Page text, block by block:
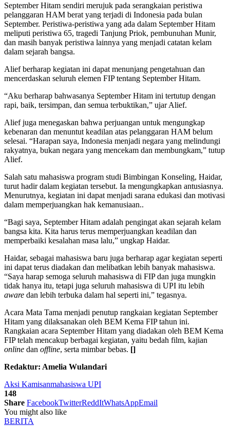
September Hitam sendiri merujuk pada serangkaian peristiwa
pelanggaran HAM berat yang terjadi di Indonesia pada bulan
September. Peristiwa-peristiwa yang ada dalam September Hitam
meliputi peristiwa 65, tragedi Tanjung Priok, pembunuhan Munir,
dan masih banyak peristiwa lainnya yang menjadi catatan kelam
dalam sejarah bangsa.
Alief berharap kegiatan ini dapat menunjang pengetahuan dan
mencerdaskan seluruh elemen FIP tentang September Hitam.
“Aku berharap bahwasanya September Hitam ini tertutup dengan
rapi, baik, tersimpan, dan semua terbuktikan,” ujar Alief.
Alief juga menegaskan bahwa perjuangan untuk mengungkap
kebenaran dan menuntut keadilan atas pelanggaran HAM belum
selesai. “Harapan saya, Indonesia menjadi negara yang melindungi
rakyatnya, bukan negara yang mencekam dan membungkam,” tutup
Alief.
Salah satu mahasiswa program studi Bimbingan Konseling, Haidar,
turut hadir dalam kegiatan tersebut. Ia mengungkapkan antusiasnya.
Menurutnya, kegiatan ini dapat menjadi sarana edukasi dan motivasi
dalam memperjuangkan hak kemanusiaan..
“Bagi saya, September Hitam adalah pengingat akan sejarah kelam
bangsa kita. Kita harus terus memperjuangkan keadilan dan
memperbaiki kesalahan masa lalu,” ungkap Haidar.
Haidar, sebagai mahasiswa baru juga berharap agar kegiatan seperti
ini dapat terus diadakan dan melibatkan lebih banyak mahasiswa.
“Saya harap semoga seluruh mahasiswa di FIP dan juga mungkin
tidak hanya itu, tetapi juga seluruh mahasiswa di UPI itu lebih
aware dan lebih terbuka dalam hal seperti ini,” tegasnya.
Acara Mata Tama menjadi penutup rangkaian kegiatan September
Hitam yang dilaksanakan oleh BEM Kema FIP tahun ini.
Rangkaian acara September Hitam yang diadakan oleh BEM Kema
FIP telah mencakup berbagai kegiatan, yaitu bedah film, kajian
online dan offline, serta mimbar bebas. []
Redaktur: Amelia Wulandari
Aksi Kamisanmahasiswa UPI
148
Share FacebookTwitterReddItWhatsAppEmail
You might also like
BERITA